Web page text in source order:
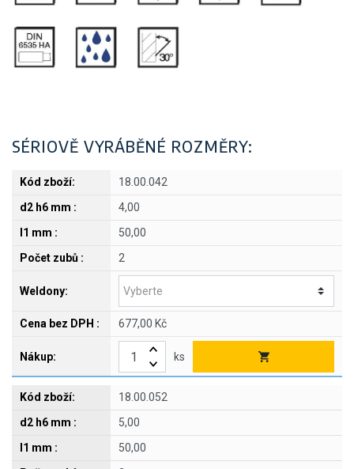
SÉRIOVĚ VYRÁBĚNÉ ROZMĚRY:
18.00.042
4,00
50,00
2
677,00 Kč
ks
18.00.052
5,00
50,00